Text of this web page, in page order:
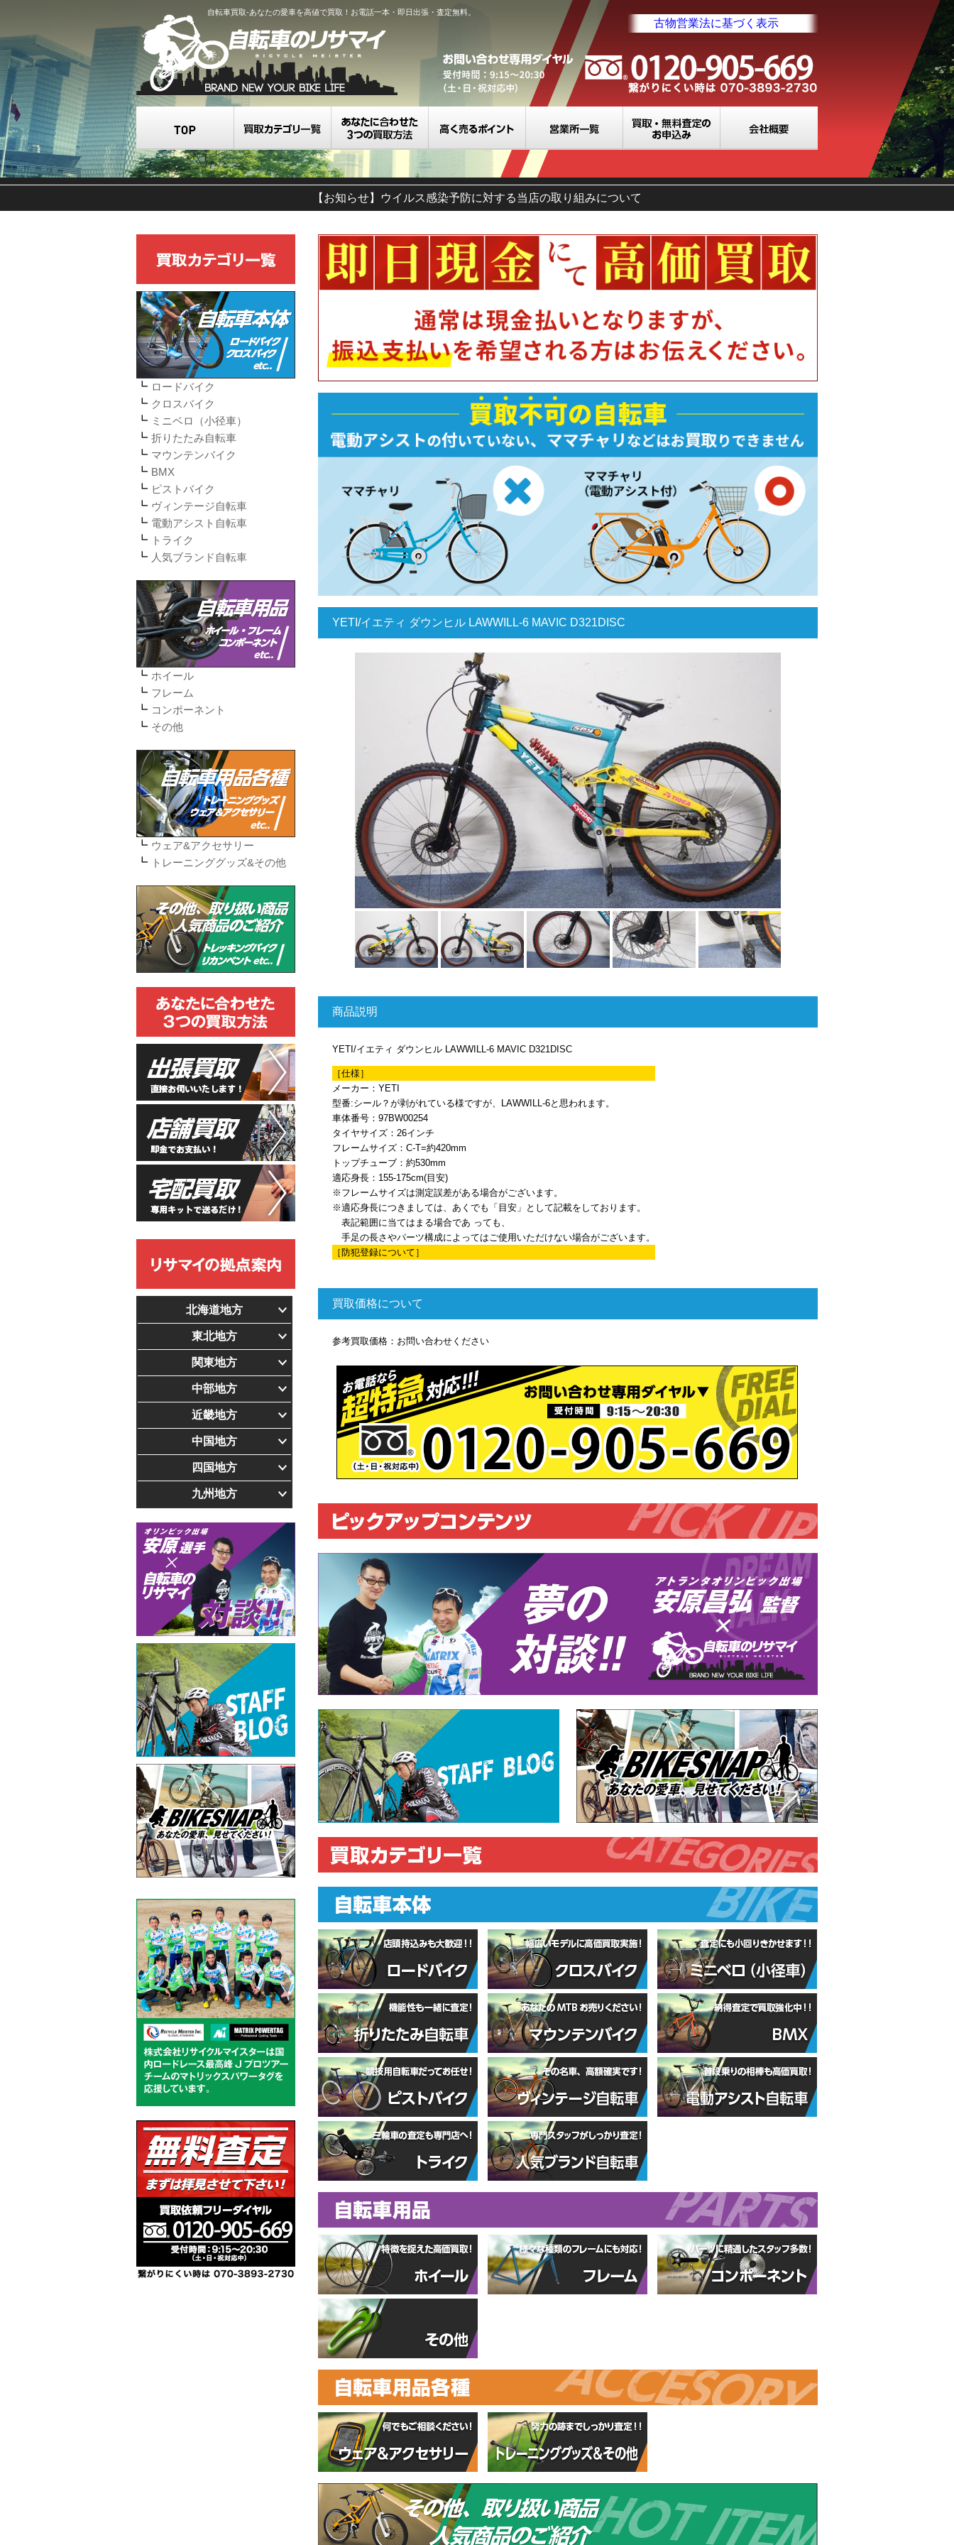
自転車買取-あなたの愛車を高値で買取！お電話一本・即日出張・査定無料。
古物営業法に基づく表示
【お知らせ】ウイルス感染予防に対する当店の取り組みについて
YETI/イエティ ダウンヒル LAWWILL-6 MAVIC D321DISC
商品説明
YETI/イエティ ダウンヒル LAWWILL-6 MAVIC D321DISC
［仕様］
メーカー：YETI
型番:シール？が剥がれている様ですが、LAWWILL-6と思われます。
車体番号：97BW00254
タイヤサイズ：26インチ
フレームサイズ：C-T=約420mm
トップチューブ：約530mm
適応身長：155-175cm(目安)
※フレームサイズは測定誤差がある場合がございます。
※適応身長につきましては、あくでも「目安」として記載をしております。
表記範囲に当てはまる場合であ っても、
手足の長さやパーツ構成によってはご使用いただけない場合がございます。
［防犯登録について］
買取価格について
参考買取価格：お問い合わせください
ロードバイク
クロスバイク
ミニベロ（小径車）
折りたたみ自転車
マウンテンバイク
BMX
ピストバイク
ヴィンテージ自転車
電動アシスト自転車
トライク
人気ブランド自転車
ホイール
フレーム
コンポーネント
その他
ウェア&アクセサリー
トレーニンググッズ&その他
北海道地方
東北地方
関東地方
中部地方
近畿地方
中国地方
四国地方
九州地方